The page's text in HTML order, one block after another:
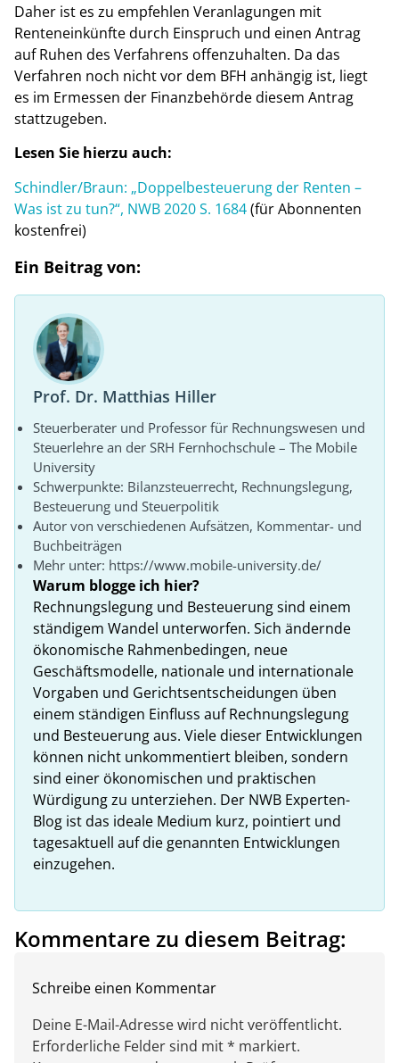
Daher ist es zu empfehlen Veranlagungen mit
Renteneinkünfte durch Einspruch und einen Antrag
auf Ruhen des Verfahrens offenzuhalten. Da das
Verfahren noch nicht vor dem BFH anhängig ist, liegt
es im Ermessen der Finanzbehörde diesem Antrag
stattzugeben.
Lesen Sie hierzu auch:
Schindler/Braun: „Doppelbesteuerung der Renten –
Was ist zu tun?“, NWB 2020 S. 1684(für Abonnenten
kostenfrei)
Ein Beitrag von:
Prof. Dr. Matthias Hiller
Steuerberater und Professor für Rechnungswesen und
Steuerlehre an der SRH Fernhochschule – The Mobile
University
Schwerpunkte: Bilanzsteuerrecht, Rechnungslegung,
Besteuerung und Steuerpolitik
Autor von verschiedenen Aufsätzen, Kommentar- und
Buchbeiträgen
Mehr unter: https://www.mobile-university.de/
Warum blogge ich hier?
Rechnungslegung und Besteuerung sind einem
ständigem Wandel unterworfen. Sich ändernde
ökonomische Rahmenbedingen, neue
Geschäftsmodelle, nationale und internationale
Vorgaben und Gerichtsentscheidungen üben
einem ständigen Einfluss auf Rechnungslegung
und Besteuerung aus. Viele dieser Entwicklungen
können nicht unkommentiert bleiben, sondern
sind einer ökonomischen und praktischen
Würdigung zu unterziehen. Der NWB Experten-
Blog ist das ideale Medium kurz, pointiert und
tagesaktuell auf die genannten Entwicklungen
einzugehen.
Kommentare zu diesem Beitrag:
Schreibe einen Kommentar
Deine E-Mail-Adresse wird nicht veröffentlicht.
Erforderliche Felder sind mit * markiert.